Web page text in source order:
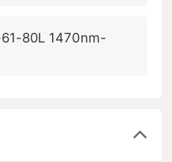
80L 1470nm-